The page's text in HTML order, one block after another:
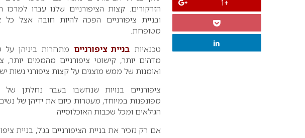
+1
הזרקורים. קצות הציפורניים שלנו עברו למרכז
ובניית ציפורניים הפכה להיות חובה אצל כל
מטופחת.
טכנאיות בניית ציפורניים מתחרות ביניהן על
מדהים יותר, קישוטי ציפורניים מהממים יותר,
ואומנות של ממש מוצגים על קצות ציפורני נשות
ציפורניים בנויות שנחשבו בעבר נחלתן של
מפונפנות במיוחד, מעטרות כיום את ידיהן של
הגילאים ומכל שכבות האוכלוסייה.
אם רק נזכיר את בניית הציפורניים בג’ל, בניית